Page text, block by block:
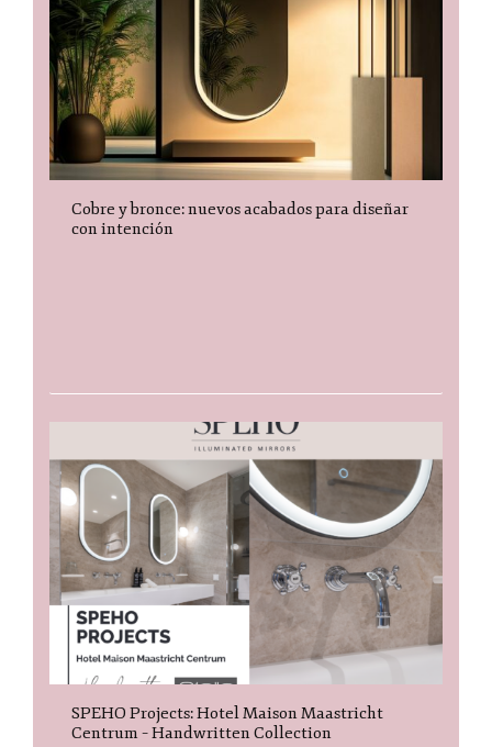
Cobre y bronce: nuevos acabados para diseñar
con intención
SPEHO Projects: Hotel Maison Maastricht
Centrum – Handwritten Collection